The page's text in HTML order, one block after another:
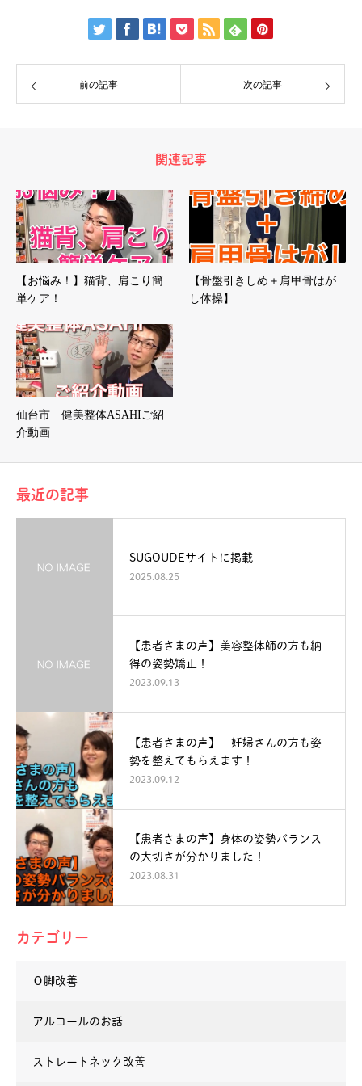
前の記事 次の記事
関連記事
【お悩み！】猫背、肩こり簡
単ケア！
【骨盤引きしめ＋肩甲骨はが
し体操】
仙台市 健美整体ASAHIご紹
介動画
最近の記事
SUGOUDEサイトに掲載
2025.08.25
【患者さまの声】美容整体師の方も納
得の姿勢矯正！
2023.09.13
【患者さまの声】 妊婦さんの方も姿
勢を整えてもらえます！
2023.09.12
【患者さまの声】身体の姿勢バランス
の大切さが分かりました！
2023.08.31
カテゴリー
Ｏ脚改善
アルコールのお話
ストレートネック改善